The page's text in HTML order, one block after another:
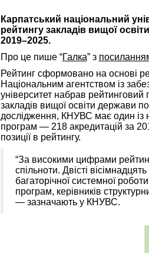
Карпатський національний
рейтингу закладів вищої
2019–2025.
Про це пише “Галка” з
Рейтинг сформовано на основі
Національним агентством із
університет набрав
закладів вищої освіти держави
дослідження, КНУВС має один із
програм — 218 акредитацій за
позиції в рейтингу.
“За високими цифрами
спільноти. Двісті
багаторічної системної
програм, керівників
— зазначають у КНУВС.